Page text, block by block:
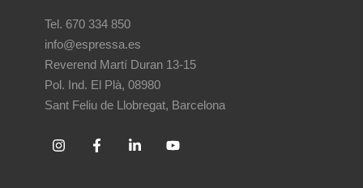
Tel. 670 334 850
info@espressa.es
Reverend Martí Duran 13-15
Pol. Ind. El Plà, 08980
Sant Feliu de Llobregat, Barcelona